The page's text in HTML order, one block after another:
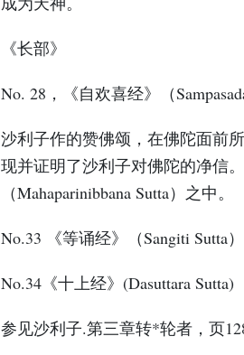
《长部》
No. 28，《自欢喜经》（
沙利子作的赞佛颂，在佛陀面前
现并证明了沙利子对佛陀的净信
（Mahaparinibbana Sutta）之中。
No.33 《等诵经》（Sangiti Sutta）
No.34《十上经》(Dasuttara Sutta)
参见沙利子.第三章转*轮者，页